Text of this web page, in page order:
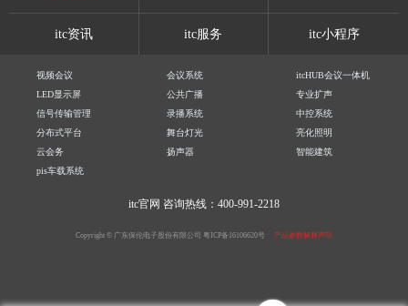
itc资讯 itc服务 itc小程序
视频会议 会议系统
itcHUB会议一体机
LED显示屏
公共广播
专业扩声
信号传输管理
录播系统
中控系统
分布式平台
舞台灯光
亮化照明
云会务
扬声器
智能建筑
pis车载系统
itc官网 咨询热线：400-991-2218
Copyright © 广东保伦电子股份有限公司 粤ICP备16106620号 产品参数解释声明